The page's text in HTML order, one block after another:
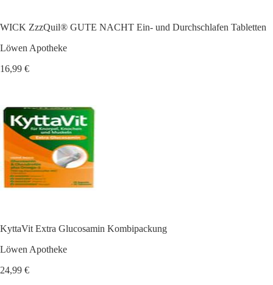
WICK ZzzQuil® GUTE NACHT Ein- und Durchschlafen Tabletten
Löwen Apotheke
16,99 €
KyttaVit Extra Glucosamin Kombipackung
Löwen Apotheke
24,99 €